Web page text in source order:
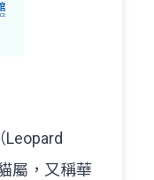
屬，又稱華